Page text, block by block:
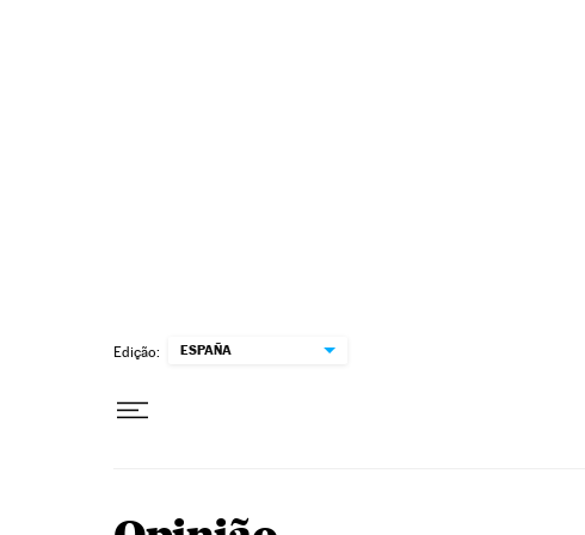
Edição: ESPAÑA